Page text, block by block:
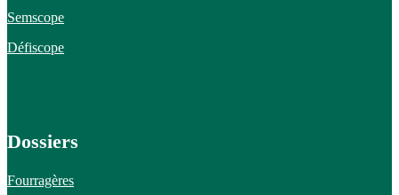
Semscope
Défiscope
Dossiers
Fourragères